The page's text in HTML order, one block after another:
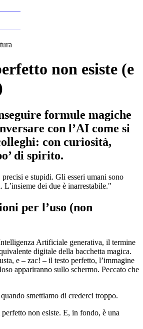
non esiste (e
formule magiche
con l’AI come si
con curiosità,
di spirito.
e stupidi. Gli esseri umani sono
dei due è inarrestabile."
per l’uso (non
Artificiale generativa, il termine
digitale della bacchetta magica.
e – zac! – il testo perfetto, l’immagine
appariranno sullo schermo. Peccato che
smettiamo di crederci troppo.
non esiste. E, in fondo, è una